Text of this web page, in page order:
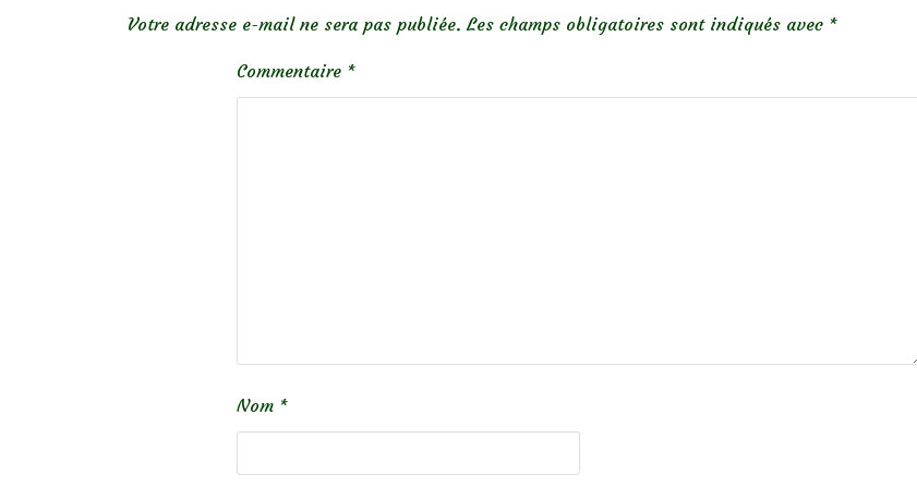
Votre adresse e-mail ne sera pas publiée. Les champs obligatoires sont indiqués avec *
Commentaire *
Nom *